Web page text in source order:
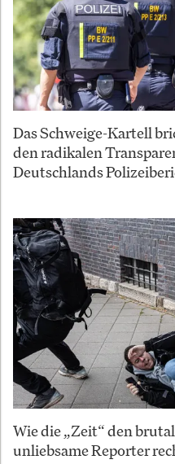
Das Schweige-Kartell
den radikalen
Deutschlands
Wie die „Zeit“ den
unliebsame Reporter